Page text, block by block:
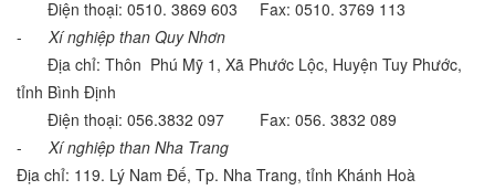
Điện thoại: 0510. 3869 603 Fax: 0510. 3769 113
- Xí nghiệp than Quy Nhơn
Địa chỉ: Thôn Phú Mỹ 1, Xã Phước Lộc, Huyện Tuy Phước,
tỉnh Bình Định
Điện thoại: 056.3832 097 Fax: 056. 3832 089
- Xí nghiệp than Nha Trang
Địa chỉ: 119. Lý Nam Đế, Tp. Nha Trang, tỉnh Khánh Hoà